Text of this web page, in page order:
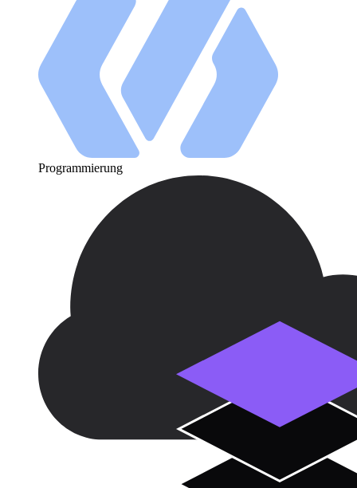
Programmierung